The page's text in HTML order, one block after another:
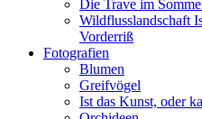
Die Trave im
Wildflusslandschaft
Vorderriß
Fotografien
Blumen
Greifvögel
Ist das Kunst, oder